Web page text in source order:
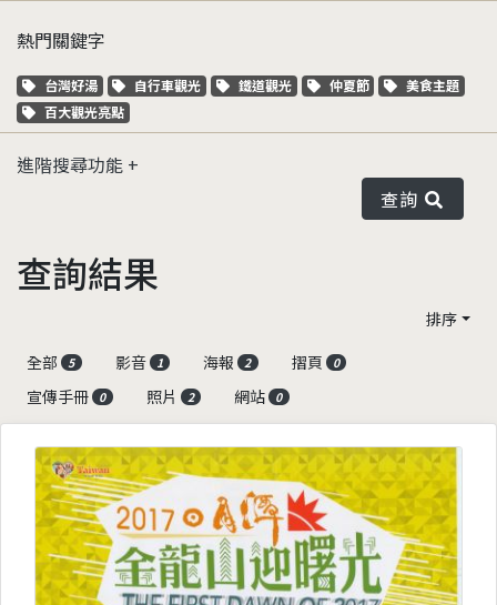
熱門關鍵字
關鍵字標籤
台灣好湯 關鍵字標籤
自行車觀光 關鍵字標籤
鐵道觀光 關鍵字標籤
仲夏節 關鍵字標籤
美食主題
關鍵字標籤
百大觀光亮點
進階搜尋功能
查詢
查詢結果
排序
全部
5 影音 1 海報 2 摺頁 0
宣傳手冊 0 照片 2 網站 0